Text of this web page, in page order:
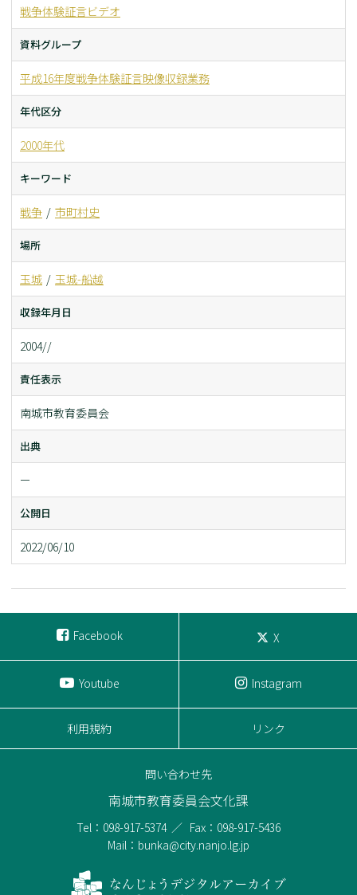
戦争体験証言ビデオ
資料グループ
平成16年度戦争体験証言映像収録業務
年代区分
2000年代
キーワード
戦争 市町村史
場所
玉城 玉城-船越
収録年月日
2004//
責任表示
南城市教育委員会
出典
ー
公開日
2022/06/10
Facebook X
Youtube Instagram
利用規約 リンク
問い合わせ先
南城市教育委員会文化課
Tel：098-917-5374
Fax：098-917-5436
Mail：bunka@city.nanjo.lg.jp